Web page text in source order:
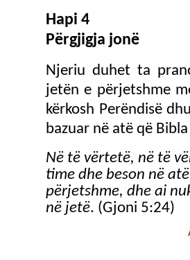
Hapi 4
Përgjigja jonë
Njeriu duhet ta
jetën e përjetshme
kërkosh Perëndisë
bazuar në atë që
Në të vërtetë, në të
time dhe beson në
përjetshme, dhe ai
në jetë. (Gjoni 5:24)